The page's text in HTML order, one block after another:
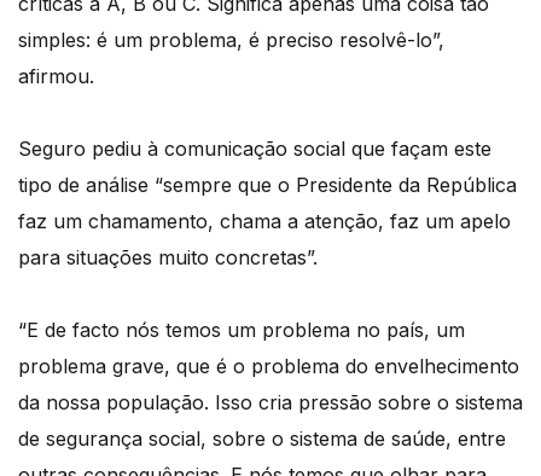
simples: é um problema, é preciso resolvê-lo”,
afirmou.
Seguro pediu à comunicação social que façam este
tipo de análise “sempre que o Presidente da República
faz um chamamento, chama a atenção, faz um apelo
para situações muito concretas”.
“E de facto nós temos um problema no país, um
problema grave, que é o problema do envelhecimento
da nossa população. Isso cria pressão sobre o sistema
de segurança social, sobre o sistema de saúde, entre